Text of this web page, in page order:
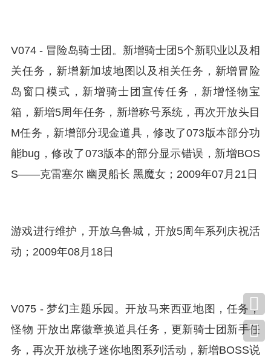
V074 - 冒险岛骑士团。新增骑士团5个新职业以及相
关任务，新增新加坡地图以及相关任务，新增冒险
岛窗口模式，新增骑士团宣传任务，新增怪物宝
箱，新增5周年任务，新增称号系统，再次开放头目
M任务，新增部分现金道具，修改了073版本部分功
能bug，修改了073版本的部分显示错误，新增BOS
S——克雷塞尔 幽灵船长 黑魔女；2009年07月21日
游戏进行维护，开放乌鲁城，开放5周年系列庆祝活
动；2009年08月18日
V075 - 梦幻主题乐园。开放马来西亚地图，任务，
怪物 开放出席徽章换道具任务，更新骑士团新手任
务，再次开放桃子迷你地图系列活动，新增BOSS说